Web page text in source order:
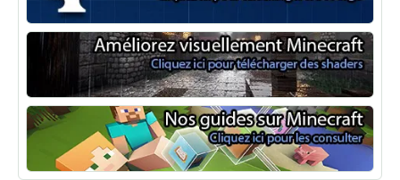
Minecraft Forge
Shaders Minecraft
Guide Minecraft